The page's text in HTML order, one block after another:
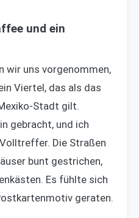
und ein
wir uns vorgenommen,
Viertel, das als das
Stadt gilt.
gebracht, und ich
Die Straßen
bunt gestrichen,
Es fühlte sich
geraten.